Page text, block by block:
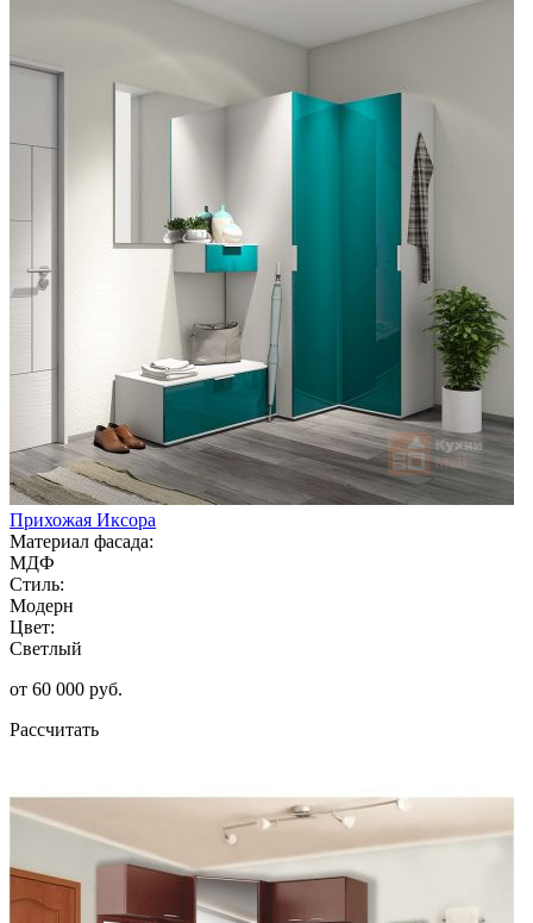
Прихожая Иксора
Материал фасада:
МДФ
Стиль:
Модерн
Цвет:
Светлый
от 60 000 руб.
Рассчитать